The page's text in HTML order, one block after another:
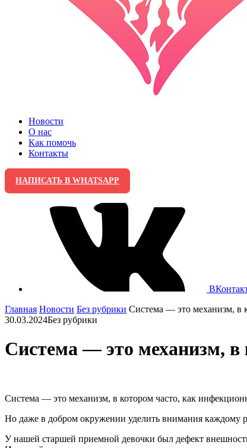
Новости
О нас
Как помочь
Контакты
НАПИСАТЬ В WHATSAPP
Главная Новости Без рубрики Система — это механизм, в
30.03.2024Без рубрики
Система — это механизм, в
Система — это механизм, в котором часто, как
Но даже в добром окружении уделить внимания каждому
У нашей старшей приемной девочки был дефект